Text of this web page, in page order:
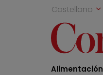
Castellano
Alimentación